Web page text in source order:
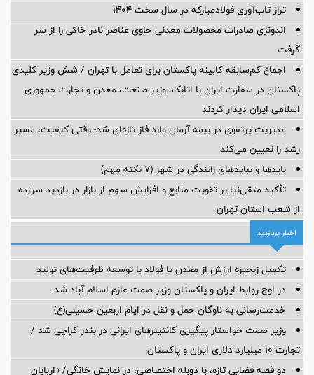
تراز تاب‌آوری فولادمبارکه در سال سخت ۱۴۰۴
اندونزی صادرات محصولات معدنی حاوی عناصر نادر خاکی را از سر
گرفت
اجماع کم‌سابقه کابینه پاکستان برای تعامل با تهران / شش وزیر کلیدی
پاکستان در سفارت ایران با اتابک، وزیر صنعت، معدن و تجارت جمهوری
اسلامی ایران دیدار کردند
مدیریت پرتفوی در بیمه آرمان وارد فاز تازه‌ای شد؛ وقتی کیفیت، مسیر
رشد را تعیین می‌کند
بایدها و نبایدهای رانندگی در شهر (۷ نکته مهم)
تأکید متقی‌نیا بر تقویت منابع و افزایش سهم از بازار در بازدید سرزده
از شعب استان تهران
اخبار پربازدید
تکمیل زنجیره ارزش از معدن تا فولاد با توسعه ظرفیت‌های تولید
در اوج روابط ایران و پاکستان وزیر صمت عازم اسلام آباد شد
خدمت‌رسانی به ناوگان حمل و نقل در ایام اربعین حسینی(ع)
وزیر صمت خواستار پیگیری کانتینرهای ایرانی در بندر کراچی شد /
تجارت ۱۰ میلیارد دلاری ایران و پاکستان
دو قصه فضایی تازه، با دوبله اختصاصی، در نمایش خانگی/ «اربابان